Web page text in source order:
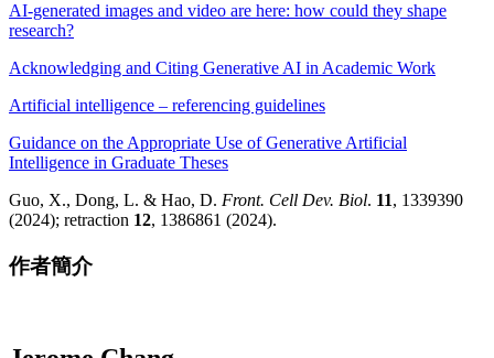
AI-generated images and video are here: how could they shape
research?
Acknowledging and Citing Generative AI in Academic Work
Artificial intelligence – referencing guidelines
Guidance on the Appropriate Use of Generative Artificial
Intelligence in Graduate Theses
Guo, X., Dong, L. & Hao, D. Front. Cell Dev. Biol. 11, 1339390
(2024); retraction 12, 1386861 (2024).
作者簡介